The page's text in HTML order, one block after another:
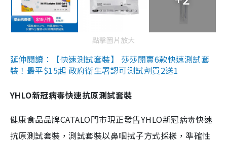
點擊圖片放大
延伸閱讀：【快速測試套裝】 莎莎開賣6款快速測試套
裝！最平$15起 政府衛生署認可測試劑買2送1
YHLO新冠病毒快速抗原測試套裝
健康食品品牌CATALO門市現正發售YHLO新冠病毒快速
抗原測試套裝，測試套裝以鼻咽拭子方式採樣，準確性